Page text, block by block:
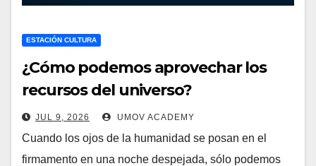
ESTACIÓN CULTURA
¿Cómo podemos aprovechar los
recursos del universo?
JUL 9, 2026 UMOV ACADEMY
Cuando los ojos de la humanidad se posan en el
firmamento en una noche despejada, sólo podemos